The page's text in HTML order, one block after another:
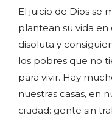
El juicio de Dios se
plantean su vida en
disoluta y
los pobres que no
para vivir. Hay
nuestras casas, en
ciudad: gente sin